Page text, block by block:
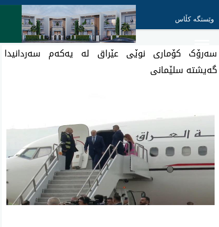
وێستگە کڵاس
سەرۆک کۆماری نوێی عێراق لە یەکەم سەردانیدا
گەیشتە سلێمانی